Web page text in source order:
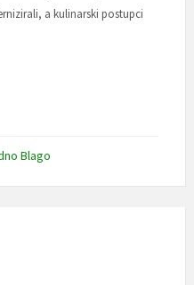
a kulinarski postupci
Blago